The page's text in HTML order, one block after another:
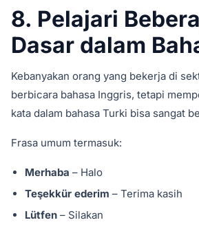
8. Pelajari
Dasar dalam
Kebanyakan orang yang bekerja di
berbicara bahasa Inggris, tetapi
kata dalam bahasa Turki bisa sangat
Frasa umum termasuk:
Merhaba – Halo
Teşekkür ederim – Terima kasih
Lütfen – Silakan